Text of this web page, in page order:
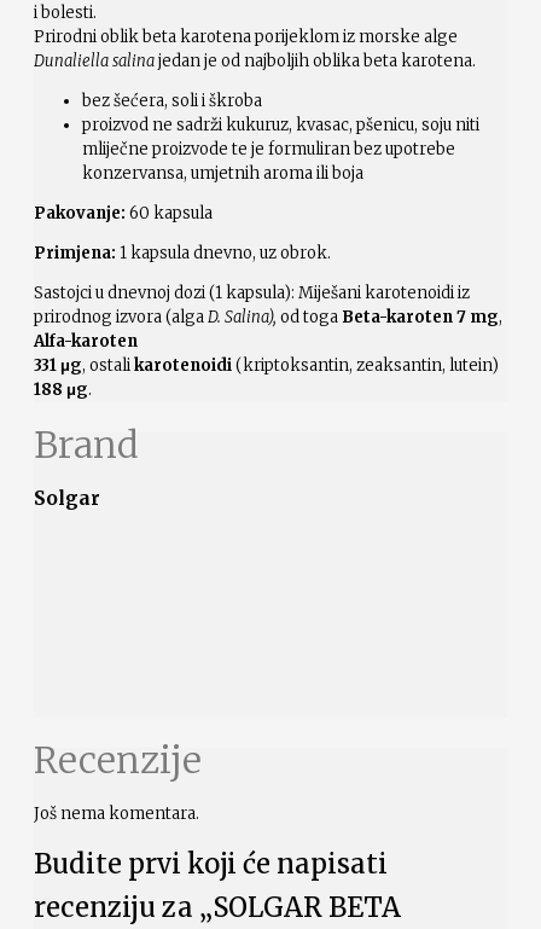
i bolesti.
Prirodni oblik beta karotena porijeklom iz morske alge
Dunaliella salinajedan je od najboljih oblika beta karotena.
bez šećera, soli i škroba
proizvod ne sadrži kukuruz, kvasac, pšenicu, soju niti
mliječne proizvode te je formuliran bez upotrebe
konzervansa, umjetnih aroma ili boja
Pakovanje: 60 kapsula
Primjena: 1 kapsula dnevno, uz obrok.
Sastojci u dnevnoj dozi (1 kapsula): Miješani karotenoidi iz
prirodnog izvora (algaD. Salina), od toga Beta-karoten7 mg,
Alfa-karoten
331 μg, ostalikarotenoidi(kriptoksantin, zeaksantin, lutein)
188 μg.
Brand
Solgar
Recenzije
Još nema komentara.
Budite prvi koji će napisati
recenziju za „SOLGAR BETA